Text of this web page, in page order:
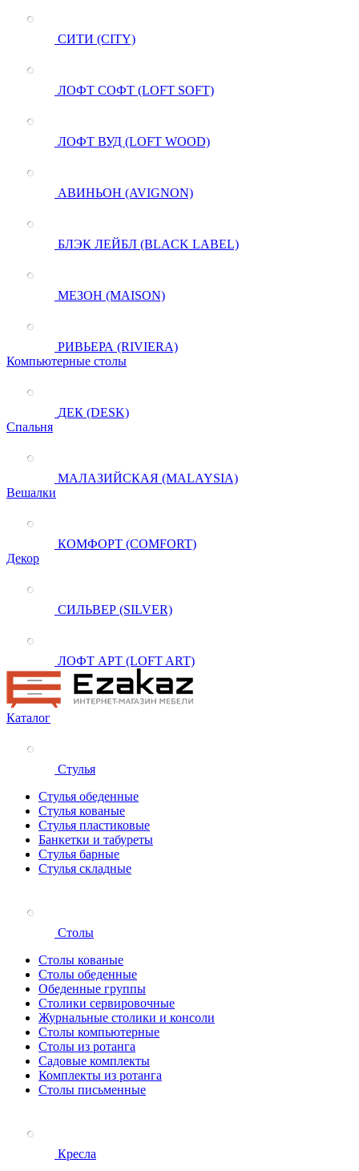
СИТИ (CITY)
ЛОФТ СОФТ (LOFT SOFT)
ЛОФТ ВУД (LOFT WOOD)
АВИНЬОН (AVIGNON)
БЛЭК ЛЕЙБЛ (BLACK LABEL)
МЕЗОН (MAISON)
РИВЬЕРА (RIVIERA)
Компьютерные столы
ДЕК (DESK)
Спальня
МАЛАЗИЙСКАЯ (MALAYSIA)
Вешалки
КОМФОРТ (COMFORT)
Декор
СИЛЬВЕР (SILVER)
ЛОФТ АРТ (LOFT ART)
Каталог
Стулья
Стулья обеденные
Стулья кованые
Стулья пластиковые
Банкетки и табуреты
Стулья барные
Стулья складные
Столы
Столы кованые
Столы обеденные
Обеденные группы
Столики сервировочные
Журнальные столики и консоли
Столы компьютерные
Столы из ротанга
Садовые комплекты
Комплекты из ротанга
Столы письменные
Кресла